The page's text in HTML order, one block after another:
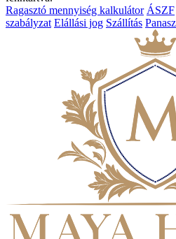
Ragasztó mennyiség kalkulátor ÁSZF
szabályzat Elállási jog Szállítás